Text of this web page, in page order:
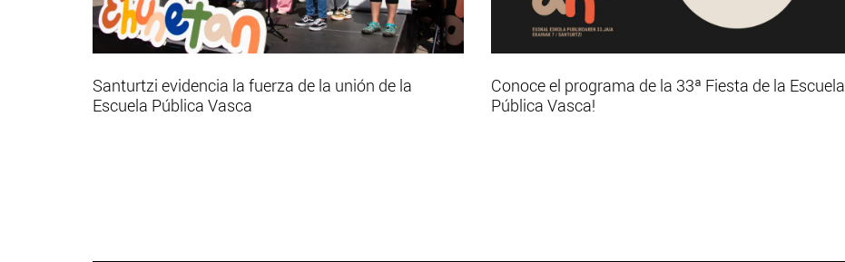
Santurtzi evidencia la fuerza de la unión de la
Escuela Pública Vasca
Conoce el programa de la 33ª Fiesta de la Escuela
Pública Vasca!